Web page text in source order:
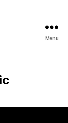
Menu